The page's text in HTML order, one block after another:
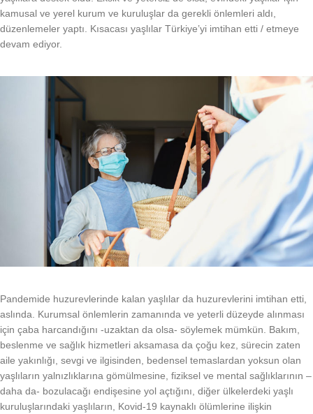
kamusal ve yerel kurum ve kuruluşlar da gerekli önlemleri aldı,
düzenlemeler yaptı. Kısacası yaşlılar Türkiye’yi imtihan etti / etmeye
devam ediyor.
Pandemide huzurevlerinde kalan yaşlılar da huzurevlerini imtihan etti,
aslında. Kurumsal önlemlerin zamanında ve yeterli düzeyde alınması
için çaba harcandığını -uzaktan da olsa- söylemek mümkün. Bakım,
beslenme ve sağlık hizmetleri aksamasa da çoğu kez, sürecin zaten
aile yakınlığı, sevgi ve ilgisinden, bedensel temaslardan yoksun olan
yaşlıların yalnızlıklarına gömülmesine, fiziksel ve mental sağlıklarının –
daha da- bozulacağı endişesine yol açtığını, diğer ülkelerdeki yaşlı
kuruluşlarındaki yaşlıların, Kovid-19 kaynaklı ölümlerine ilişkin